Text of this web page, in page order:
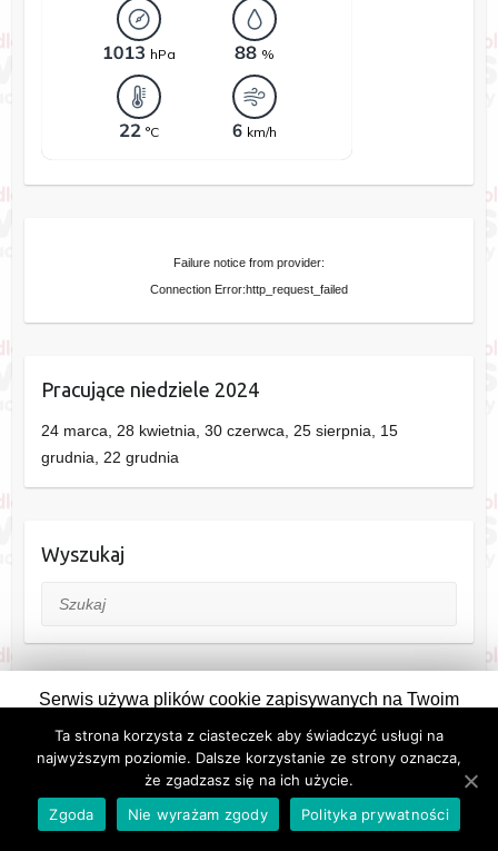
Failure notice from provider:
Connection Error:http_request_failed
Pracujące niedziele 2024
24 marca, 28 kwietnia, 30 czerwca, 25 sierpnia, 15
grudnia, 22 grudnia
Wyszukaj
Szukaj
Copyright © 2026 Siedlce . Theme by Colorlib Powered by
WordPress
Kontakt Reklama Polityka prywatności i plików cookie
eSiedlce
Serwis używa plików cookie zapisywanych na Twoim
komputerze. Pozostając na stronie wyrażasz na to zgodę.
Zmieniając ustawienia przeglądarki można zablokować ich
zapisywanie.
Zgadzam się
Wiecej o polityce prywatności i ciasteczkach
Ta strona korzysta z ciasteczek aby świadczyć usługi na
najwyższym poziomie. Dalsze korzystanie ze strony oznacza,
że zgadzasz się na ich użycie.
Zgoda
Nie wyrażam zgody Polityka prywatności